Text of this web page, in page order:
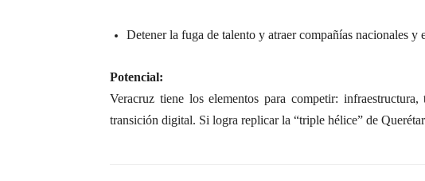
Detener la fuga de talento y atraer compañías nacionales y
Potencial:
Veracruz tiene los elementos para competir:
transición digital. Si logra replicar la “triple hélice” de